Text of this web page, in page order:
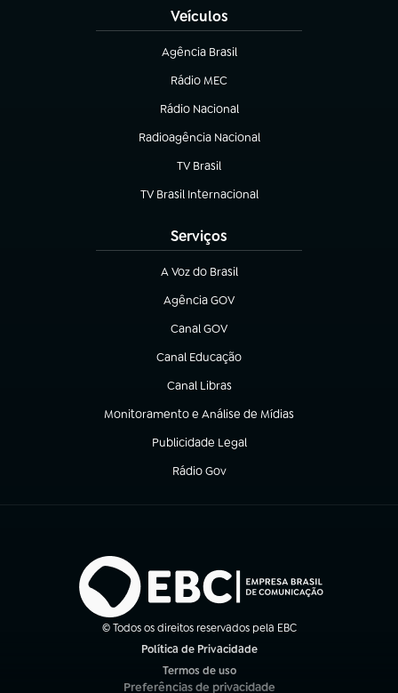
Veículos
Agência Brasil
(abre em nova aba)
Rádio MEC
(abre em nova aba)
Rádio Nacional
Radioagência Nacional
(abre em nova aba)
TV Brasil
(abre em nova aba)
TV Brasil Internacional
(abre em nova aba)
Serviços
A Voz do Brasil
(abre em nova aba)
Agência GOV
(abre em nova aba)
Canal GOV
(abre em nova aba)
Canal Educação
(abre em nova aba)
Canal Libras
(abre em nova aba)
Monitoramento e Análise de Mídias
(abre em nova aba)
Publicidade Legal
(abre em nova aba)
Rádio Gov
(abre em nova aba)
© Todos os direitos reservados pela EBC
Política de Privacidade
Termos de uso
(abre em nova aba)
Preferências de privacidade